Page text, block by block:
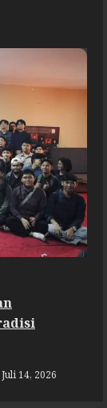
Juli 14, 2026